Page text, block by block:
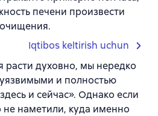
печени произвести
Iqtibos keltirish uchun
расти духовно, мы нередко
и полностью
и сейчас». Однако если
наметили, куда именно